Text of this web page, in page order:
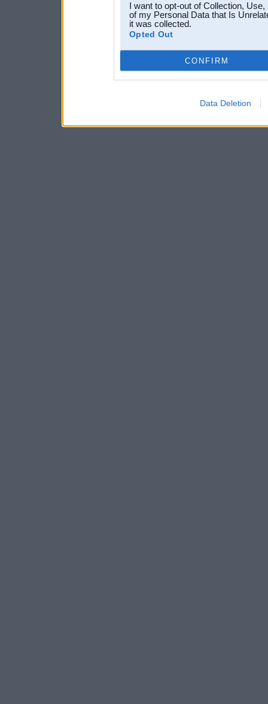
I want to opt-out of Collection,
of my Personal Data that Is
it was collected.
Opted Out
CONFIRM
Data Deletion